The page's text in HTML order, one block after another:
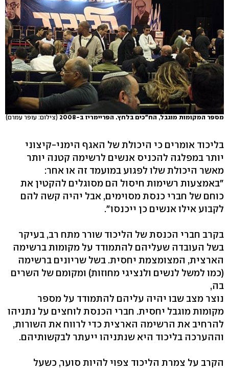
מספר המקומות מוגבל, הח"כים בלחץ. הפריימריז ב-2008 (צילום: עופר עמרם)
בליכוד אומרים כי היכולת של האגף הימני-קיצוני
יותר במפלגה להכניס אנשים לרשימה קטנה יותר
מאשר היכולת שלו לפגוע במועמד זה או אחר:
"באמצעות רשימות חיסול הם מסוגלים להקטין את
כוחם של חברי כנסת מסוימים, אבל יהיה קשה להם
לקבוע אילו אנשים כן ייכנסו".
בקרב חברי הכנסת של הליכוד שורר מתח רב, בעיקר
בשל העובדה שעליהם להתמודד על מקומות ברשימה
הארצית, המצומצמת יחסית. בשל שריונים ברשימה
(כמו למשל לנשים ולנציגי מחוזות) ומקומם של השרים
בה,
נוצר מצב שבו יהיה עליהם להתמודד על מספר
מקומות מוגבל יחסית. חברי הכנסת לוחצים על נתניהו
להרחיב את הרשימה הארצית כדי לרווח את השורות,
וההערכה בליכוד היא שנתניהו ייעתר לבקשותיהם.
הקרב על צמרת הליכוד צפוי להיות סוער, כשעל